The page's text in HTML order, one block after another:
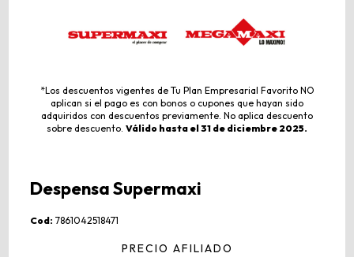
*Los descuentos vigentes de Tu Plan Empresarial Favorito NO
aplican si el pago es con bonos o cupones que hayan sido
adquiridos con descuentos previamente. No aplica descuento
sobre descuento. Válido hasta el 31 de diciembre 2025.
Despensa Supermaxi
Cod: 7861042518471
PRECIO AFILIADO